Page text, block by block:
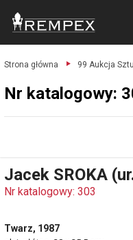
Strona główna 99 Aukcja
Nr katalogowy:
Jacek SROKA
Nr katalogowy: 303
Twarz, 1987